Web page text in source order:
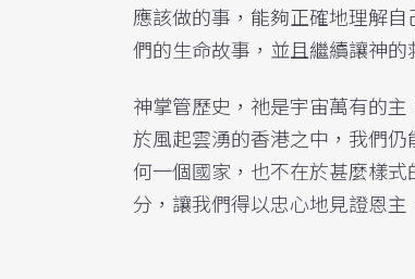
應該做的事，能夠正確地理解
們的生命故事，並且繼續讓神
神掌管歷史，祂是宇宙萬有的
於風起雲湧的香港之中，我們
何一個國家，也不在於甚麼樣
分，讓我們得以忠心地見證恩主